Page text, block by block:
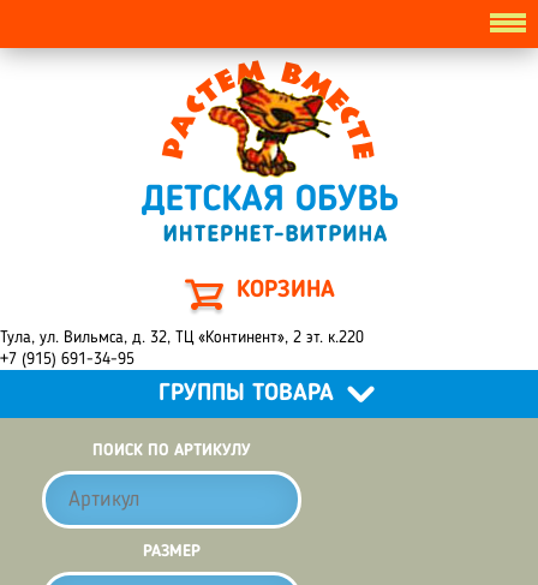
КОРЗИНА
Тула, ул. Вильмса, д. 32, ТЦ «Континент», 2 эт. к.220
+7 (915) 691-34-95
ГРУППЫ ТОВАРА
ПОИСК ПО АРТИКУЛУ
РАЗМЕР